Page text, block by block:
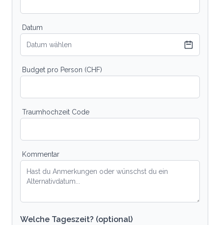
Datum
Datum wählen
Budget pro Person (CHF)
Traumhochzeit Code
Kommentar
Welche Tageszeit? (optional)